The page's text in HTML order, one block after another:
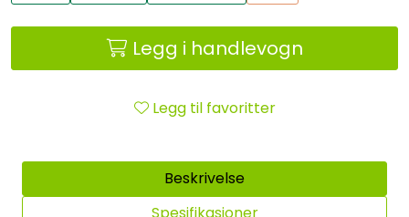
Legg i handlevogn
Legg til favoritter
Beskrivelse
Spesifikasjoner